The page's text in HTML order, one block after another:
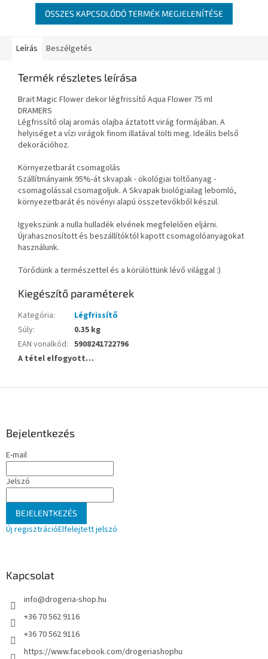
ÖSSZES KAPCSOLÓDÓ TERMÉK MEGJELENÍTÉSE
Leírás Beszélgetés
Termék részletes leírása
Brait Magic Flower dekor légfrissítő Aqua Flower 75 ml
DRAMERS
Légfrissítő olaj aromás olajba áztatott virág formájában. A
helyiséget a vízi virágok finom illatával tölti meg. Ideális belső
dekorációhoz.
Környezetbarát csomagolás
Szállítmányaink 95%-át skvapak - ökológiai töltőanyag -
csomagolással csomagoljuk. A Skvapak biológiailag lebomló,
környezetbarát és növényi alapú összetevőkből készül.
Igyekszünk a nulla hulladék elvének megfelelően eljárni.
Újrahasznosított és beszállítóktól kapott csomagolóanyagokat
használunk.
Törődünk a természettel és a körülöttünk lévő világgal :)
Kiegészítő paraméterek
Kategória:
Légfrissítő
Súly:
0.35 kg
EAN vonalkód: 5908241722796
A tétel elfogyott…
Bejelentkezés
E-mail
Jelszó
BEJELENTKEZÉS
Új regisztrációElfelejtett jelszó
Kapcsolat
info@drogeria-shop.hu
+36 70 562 9116
+36 70 562 9116
https://www.facebook.com/drogeriashophu